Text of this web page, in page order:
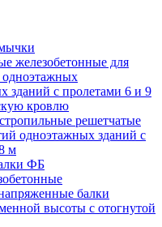
железобетонные для
зданий с пролетами 6 и 9
кровлю
решетчатые
одноэтажных зданий с
м
ФБ
балки
высоты с отогнутой